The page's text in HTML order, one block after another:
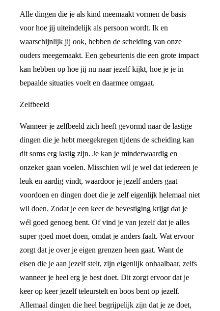
Alle dingen die je als kind meemaakt vormen de basis
voor hoe jij uiteindelijk als persoon wordt. Ik en
waarschijnlijk jij ook, hebben de scheiding van onze
ouders meegemaakt. Een gebeurtenis die een grote impact
kan hebben op hoe jij nu naar jezelf kijkt, hoe je je in
bepaalde situaties voelt en daarmee omgaat.
Zelfbeeld
Wanneer je zelfbeeld zich heeft gevormd naar de lastige
dingen die je hebt meegekregen tijdens de scheiding kan
dit soms erg lastig zijn. Je kan je minderwaardig en
onzeker gaan voelen. Misschien wil je wel dat iedereen je
leuk en aardig vindt, waardoor je jezelf anders gaat
voordoen en dingen doet die je zelf eigenlijk helemaal niet
wil doen. Zodat je een keer de bevestiging krijgt dat je
wél goed genoeg bent. Of vind je van jezelf dat je alles
super goed moet doen, omdat je anders faalt. Wat ervoor
zorgt dat je over je eigen grenzen heen gaat. Want de
eisen die je aan jezelf stelt, zijn eigenlijk onhaalbaar, zelfs
wanneer je heel erg je best doet. Dit zorgt ervoor dat je
keer op keer jezelf teleurstelt en boos bent op jezelf.
Allemaal dingen die heel begrijpelijk zijn dat je ze doet,